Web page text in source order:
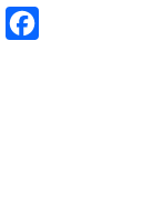
WhatsApp